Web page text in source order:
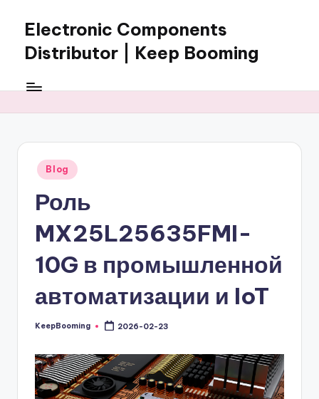
content
Electronic Components
Distributor | Keep Booming
Booming
components,
connectors,
ICs,
and
BOM
sourcing
support
electronics
buyers.
Posted
in
Blog
Роль
MX25L25635FMI-
10G в промышленной
автоматизации и IoT
Posted
KeepBooming 2026-02-23